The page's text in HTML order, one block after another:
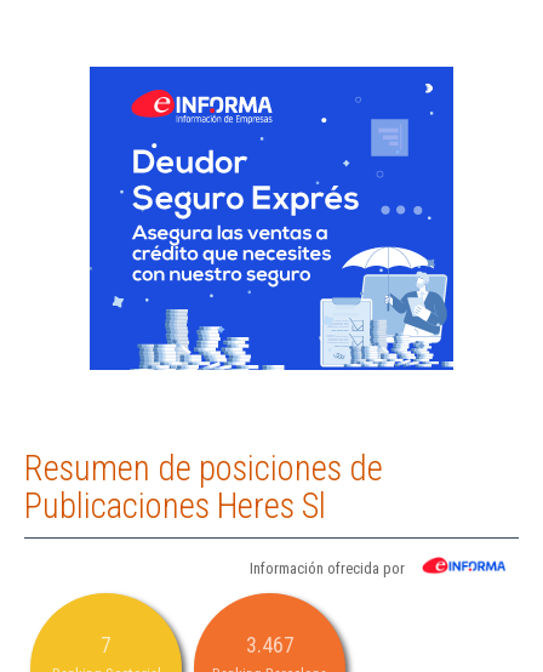
Resumen de posiciones de
Publicaciones Heres Sl
Información ofrecida por
7 3.467